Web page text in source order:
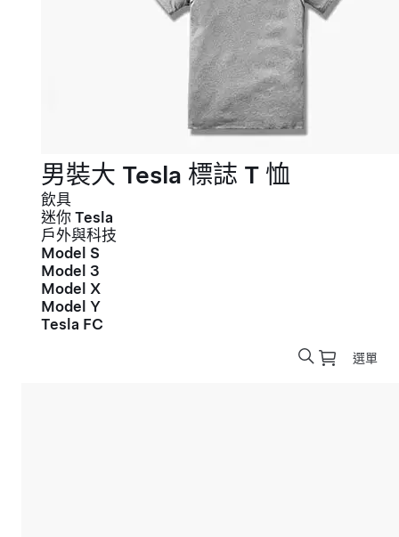
男裝大 Tesla 標誌 T 恤
飲具
迷你 Tesla
戶外與科技
Model S
Model 3
Model X
Model Y
Tesla FC
選單